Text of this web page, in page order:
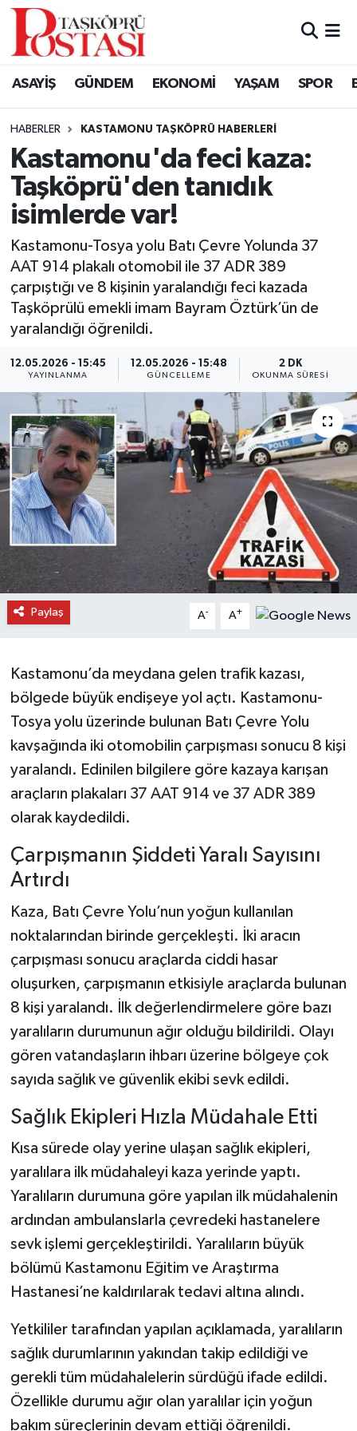
ASAYİŞ GÜNDEM EKONOMİ YAŞAM SPOR
HABERLER KASTAMONU TAŞKÖPRÜ HABERLERI
Kastamonu'da feci kaza:
Taşköprü'den tanıdık
isimlerde var!
Kastamonu-Tosya yolu Batı Çevre Yolunda 37
AAT 914 plakalı otomobil ile 37 ADR 389
çarpıştığı ve 8 kişinin yaralandığı feci kazada
Taşköprülü emekli imam Bayram Öztürk’ün de
yaralandığı öğrenildi.
12.05.2026 - 15:45
YAYINLANMA
12.05.2026 - 15:48
GÜNCELLEME
2 DK
OKUNMA SÜRESI
Paylaş A- A+
Kastamonu’da meydana gelen trafik kazası,
bölgede büyük endişeye yol açtı. Kastamonu-
Tosya yolu üzerinde bulunan Batı Çevre Yolu
kavşağında iki otomobilin çarpışması sonucu 8 kişi
yaralandı. Edinilen bilgilere göre kazaya karışan
araçların plakaları 37 AAT 914 ve 37 ADR 389
olarak kaydedildi.
Çarpışmanın Şiddeti Yaralı Sayısını
Artırdı
Kaza, Batı Çevre Yolu’nun yoğun kullanılan
noktalarından birinde gerçekleşti. İki aracın
çarpışması sonucu araçlarda ciddi hasar
oluşurken, çarpışmanın etkisiyle araçlarda bulunan
8 kişi yaralandı. İlk değerlendirmelere göre bazı
yaralıların durumunun ağır olduğu bildirildi. Olayı
gören vatandaşların ihbarı üzerine bölgeye çok
sayıda sağlık ve güvenlik ekibi sevk edildi.
Sağlık Ekipleri Hızla Müdahale Etti
Kısa sürede olay yerine ulaşan sağlık ekipleri,
yaralılara ilk müdahaleyi kaza yerinde yaptı.
Yaralıların durumuna göre yapılan ilk müdahalenin
ardından ambulanslarla çevredeki hastanelere
sevk işlemi gerçekleştirildi. Yaralıların büyük
bölümü Kastamonu Eğitim ve Araştırma
Hastanesi’ne kaldırılarak tedavi altına alındı.
Yetkililer tarafından yapılan açıklamada, yaralıların
sağlık durumlarının yakından takip edildiği ve
gerekli tüm müdahalelerin sürdüğü ifade edildi.
Özellikle durumu ağır olan yaralılar için yoğun
bakım süreçlerinin devam ettiği öğrenildi.
Kastamonu Vefat Edenler
Araç Haberleri
Azdavay Haberleri
Bozkurt Haberleri
Çatalzeytin Haberleri
Devrekani Haberleri
Doğanyurt Haberleri
Hanönü Haberleri
İhsangazi Haberleri
İnebolu Haberleri
Merkez Haberleri
Şenpazar Haberleri
Seydiler Haberleri
Tosya Haberleri
Karadeniz Haberleri
Ulusal Haberler
Teknoloji Haberleri
Siyaset Haberleri
Dünya Haberleri
Yerel Haberler
Haber Arşivi